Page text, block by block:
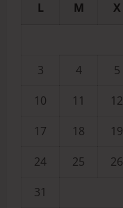
L M X
3
4 5
10
11 12
17
18 19
24
25 26
31